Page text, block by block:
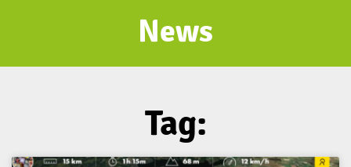
News
Tag: